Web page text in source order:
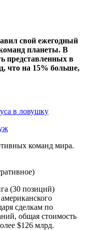
свой ежегодный
планеты. В
представленных в
что на 15% больше,
в ловушку
(30 позиций)
сделкам по
общая стоимость
$126 млрд.